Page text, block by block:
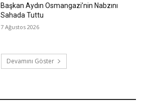
Başkan Aydın Osmangazi’nin Nabzını
Sahada Tuttu
7 Ağustos 2026
Devamını Göster